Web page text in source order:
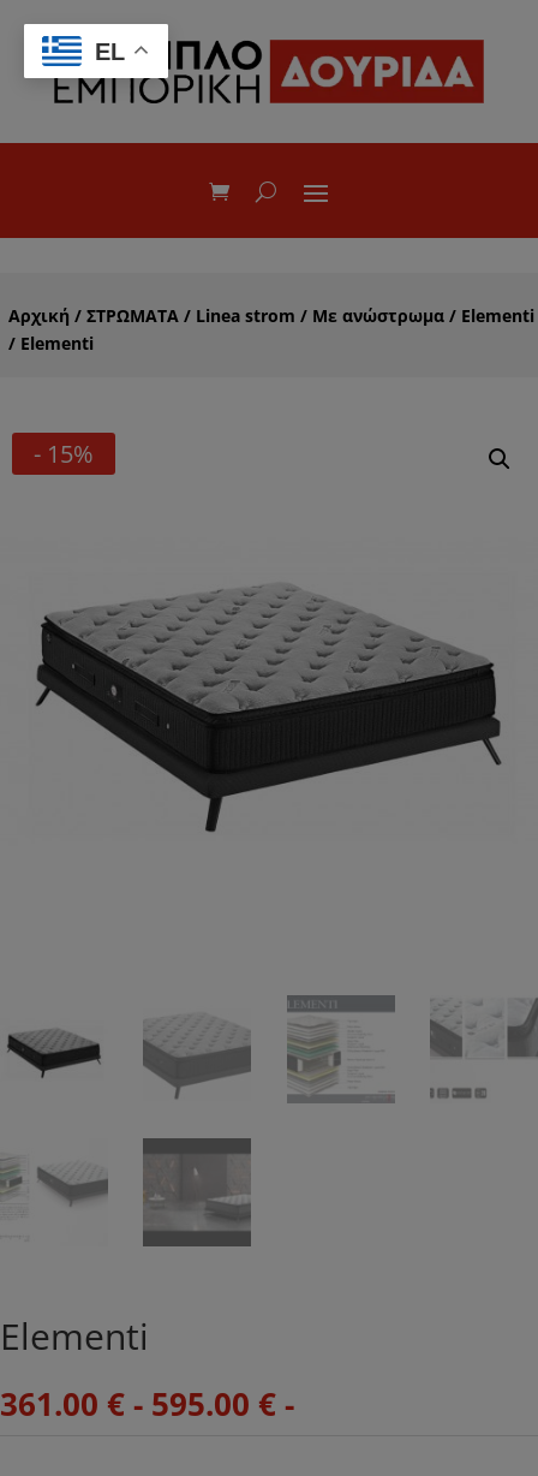
Αρχική / ΣΤΡΩΜΑΤΑ / Linea strom / Με ανώστρωμα / Elementi
/ Elementi
- 15%
Elementi
361.00 €- 595.00 €-
EL